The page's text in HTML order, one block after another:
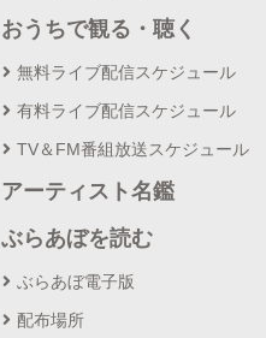
おうちで観る・聴く
無料ライブ配信スケジュール
有料ライブ配信スケジュール
TV＆FM番組放送スケジュール
アーティスト名鑑
ぶらあぼを読む
ぶらあぼ電子版
配布場所